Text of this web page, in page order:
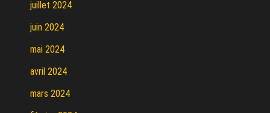
juillet 2024
juin 2024
mai 2024
avril 2024
mars 2024